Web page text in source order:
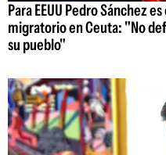
Para EEUU Pedro Sánchez
migratorio en Ceuta: "No
su pueblo"